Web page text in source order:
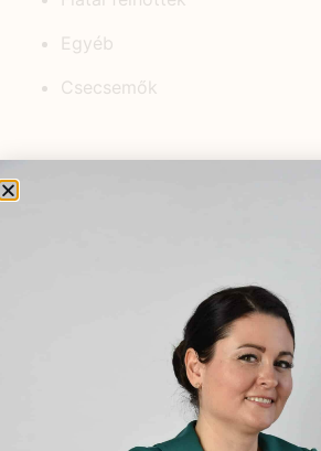
Egyéb
Csecsemők
KEDVELT
Ajakherpesz
természetesen
2022.10.26.